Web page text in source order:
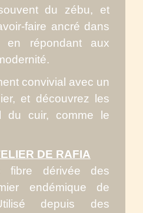
du zébu, et
faire ancré dans
en répondant aux
convivial avec un
et découvrez les
du cuir, comme le
DE RAFIA
fibre dérivée des
endémique de
depuis des